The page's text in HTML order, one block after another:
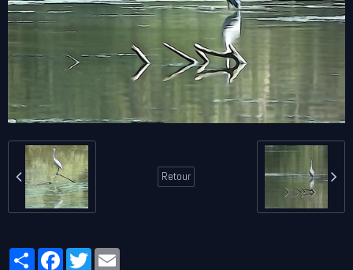
Retour
PartagerFacebookTwitter